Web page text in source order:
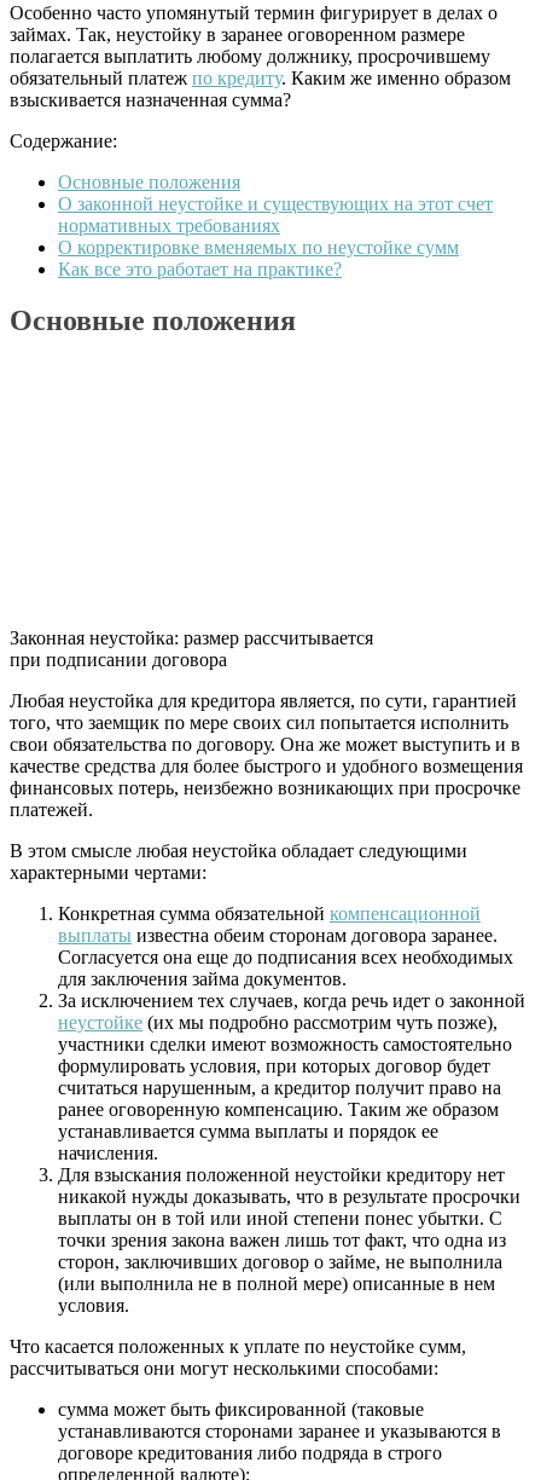
Особенно часто упомянутый термин фигурирует в делах о
займах. Так, неустойку в заранее оговоренном размере
полагается выплатить любому должнику, просрочившему
обязательный платеж по кредиту. Каким же именно образом
взыскивается назначенная сумма?
Содержание:
Основные положения
О законной неустойке и существующих на этот счет
нормативных требованиях
О корректировке вменяемых по неустойке сумм
Как все это работает на практике?
Основные положения
Законная неустойка: размер рассчитывается
при подписании договора
Любая неустойка для кредитора является, по сути, гарантией
того, что заемщик по мере своих сил попытается исполнить
свои обязательства по договору. Она же может выступить и в
качестве средства для более быстрого и удобного возмещения
финансовых потерь, неизбежно возникающих при просрочке
платежей.
В этом смысле любая неустойка обладает следующими
характерными чертами:
Конкретная сумма обязательной компенсационной
выплаты известна обеим сторонам договора заранее.
Согласуется она еще до подписания всех необходимых
для заключения займа документов.
За исключением тех случаев, когда речь идет о законной
неустойке (их мы подробно рассмотрим чуть позже),
участники сделки имеют возможность самостоятельно
формулировать условия, при которых договор будет
считаться нарушенным, а кредитор получит право на
ранее оговоренную компенсацию. Таким же образом
устанавливается сумма выплаты и порядок ее
начисления.
Для взыскания положенной неустойки кредитору нет
никакой нужды доказывать, что в результате просрочки
выплаты он в той или иной степени понес убытки. С
точки зрения закона важен лишь тот факт, что одна из
сторон, заключивших договор о займе, не выполнила
(или выполнила не в полной мере) описанные в нем
условия.
Что касается положенных к уплате по неустойке сумм,
рассчитываться они могут несколькими способами:
сумма может быть фиксированной (таковые
устанавливаются сторонами заранее и указываются в
договоре кредитования либо подряда в строго
определенной валюте);